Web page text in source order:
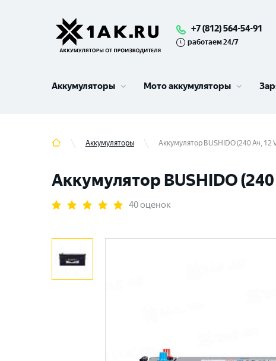
+7 (812) 564-54-91
работаем 24/7
Аккумуляторы Мото аккумуляторы
Аккумуляторы Аккумулятор BUSHIDO (240 Ач, 12
Аккумулятор BUSHIDO
40 оценок